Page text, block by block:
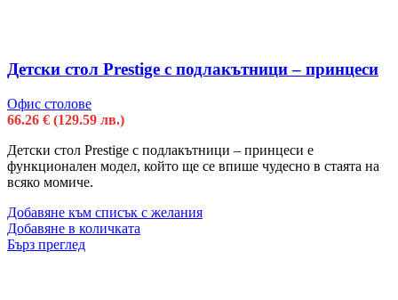
Детски стол Prestige с подлакътници – принцеси
Офис столове
66.26 € (129.59 лв.)
Детски стол Prestige с подлакътници – принцеси е
функционален модел, който ще се впише чудесно в стаята на
всяко момиче.
Добавяне към списък с желания
Добавяне в количката
Бърз преглед